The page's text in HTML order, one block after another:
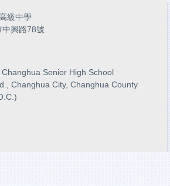
級中學
興路78號
Changhua Senior High School
Changhua City, Changhua County